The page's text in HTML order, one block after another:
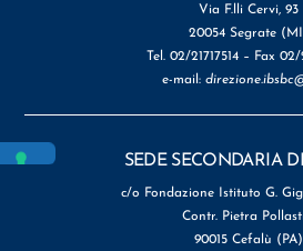
Via F.lli Cervi, 93
20054 Segrate
Tel. 02/21717514 – Fax 02/
e-mail:
SEDE SECONDARIA
c/o Fondazione Istituto G.
Contr. Pietra
90015 Cefalù (PA)